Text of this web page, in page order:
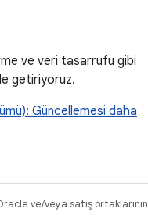
ve veri tasarrufu gibi
getiriyoruz.
Güncellemesi daha
ve/veya satış ortaklarının